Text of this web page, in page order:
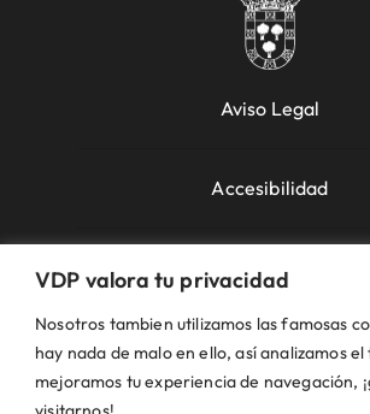
VDP valora tu privacidad
Nosotros tambien utilizamos las famosas
hay nada de malo en ello, así analizamos
mejoramos tu experiencia de navegación,
Aviso Legal
Accesibilidad
Política de Cookies
Política de Privacidad